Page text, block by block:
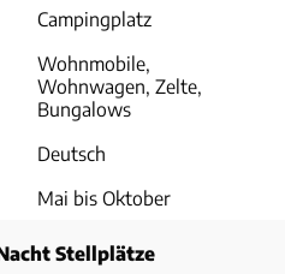
Campingplatz
Wohnmobile,
Wohnwagen, Zelte,
Bungalows
Deutsch
Mai bis Oktober
Stellplätze